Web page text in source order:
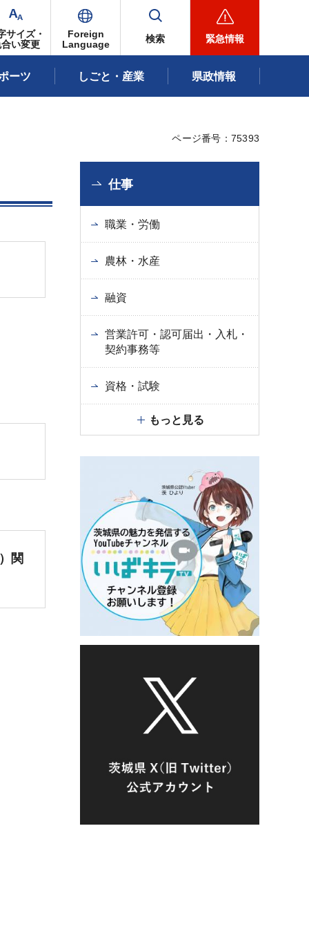
サイズ・
い変更
Foreign
Language
検索 緊急情報
ーツ しごと・産業 県政情報
ページ番号：75393
関
仕事
職業・労働
農林・水産
融資
営業許可・認可届出・入札・
契約事務等
資格・試験
もっと見る